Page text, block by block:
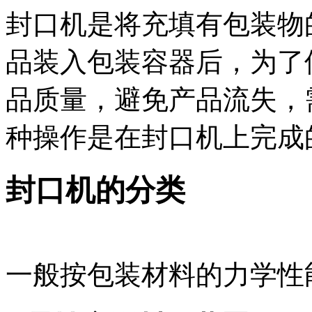
封口机是将充填有包装
品装入包装容器后，为
品质量，避免产品流失
种操作是在封口机上完成
封口机的分类
一般按包装材料的力学